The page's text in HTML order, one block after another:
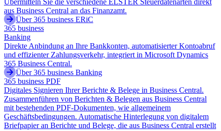
Übermitteln Sie die verschiedene ELSTER Steuerdatenarten direkt
aus Business Central an das Finanzamt.
Über 365 business ERiC
365 business
Banking
Direkte Anbindung an Ihre Bankkonten, automatisierter Kontoabruf
und effizienter Zahlungsverkehr, integriert in Microsoft Dynamics
365 Business Central.
Über 365 business Banking
365 business PDF
Digitales Signieren Ihrer Berichte & Belege in Business Central.
Zusammenführen von Berichten & Belegen aus Business Central
mit bestehenden PDF-Dokumenten, wie allgemeinem
Geschäftsbedingungen. Automatische Hinterlegung von digitalem
Briefpapier an Berichte und Belege, die aus Business Central erstellt